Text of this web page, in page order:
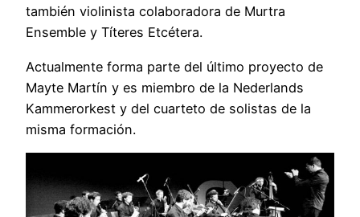
también violinista colaboradora de Murtra
Ensemble y Títeres Etcétera.
Actualmente forma parte del último proyecto de
Mayte Martín y es miembro de la Nederlands
Kammerorkest y del cuarteto de solistas de la
misma formación.